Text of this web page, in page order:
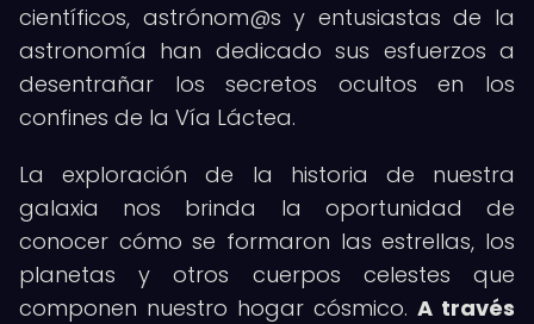
científicos, astrónom@s y entusiastas de la
astronomía han dedicado sus esfuerzos a
desentrañar los secretos ocultos en los
confines de la Vía Láctea.
La exploración de la historia de nuestra
galaxia nos brinda la oportunidad de
conocer cómo se formaron las estrellas, los
planetas y otros cuerpos celestes que
componen nuestro hogar cósmico. A través